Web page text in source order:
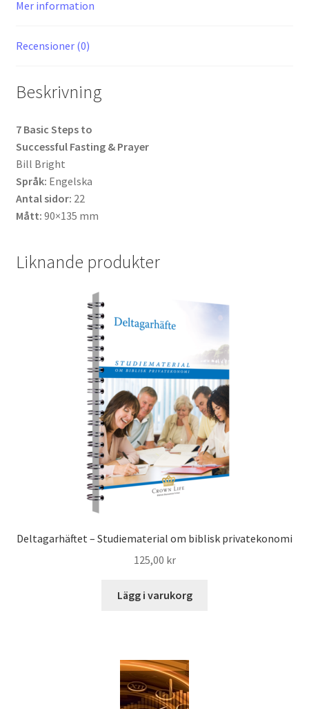
Mer information
Recensioner (0)
Beskrivning
7 Basic Steps to
Successful Fasting & Prayer
Bill Bright
Språk: Engelska
Antal sidor: 22
Mått: 90×135 mm
Liknande produkter
Deltagarhäftet – Studiematerial om biblisk privatekonomi
125,00 kr
Lägg i varukorg